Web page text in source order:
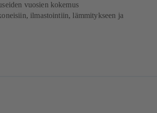
vuosien kokemus
ilmastointiin, lämmitykseen ja